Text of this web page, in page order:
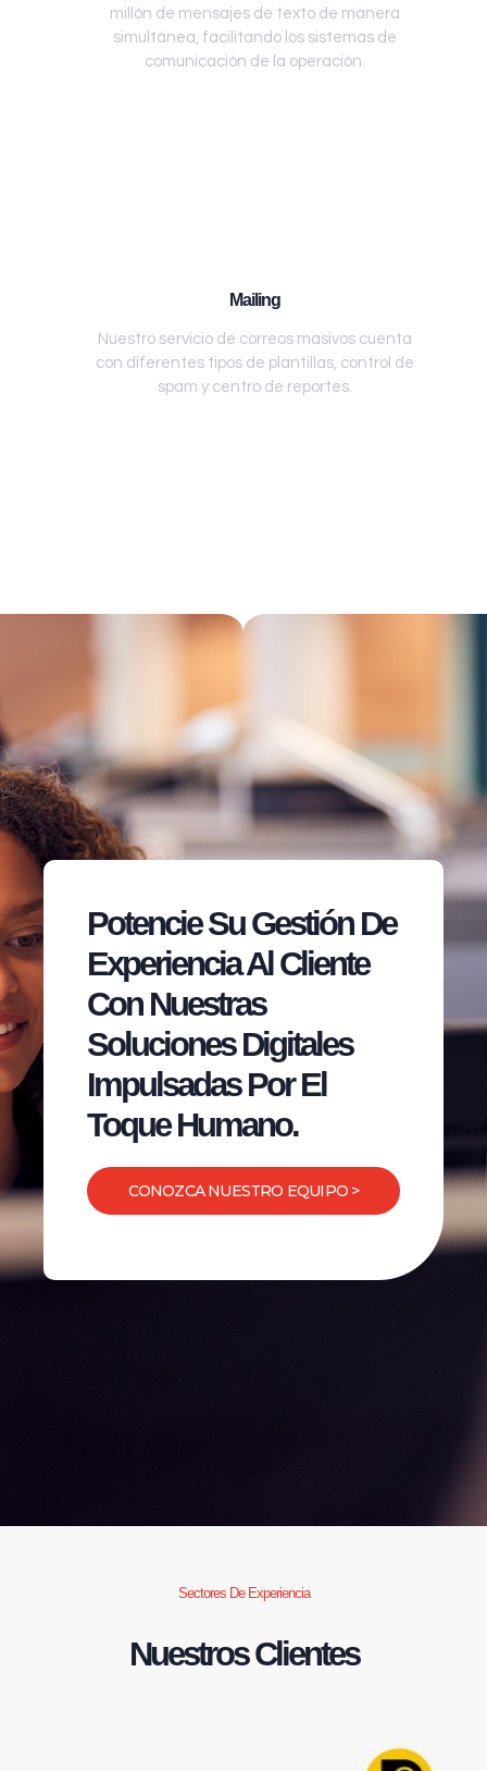
millón de mensajes de texto de manera
simultánea, facilitando los sistemas de
comunicación de la operación.
Mailing
Nuestro servicio de correos masivos cuenta
con diferentes tipos de plantillas, control de
spam y centro de reportes.
Potencie Su Gestión De
Experiencia Al Cliente
Con Nuestras
Soluciones Digitales
Impulsadas Por El
Toque Humano.
CONOZCA NUESTRO EQUIPO >
Sectores De Experiencia
Nuestros Clientes